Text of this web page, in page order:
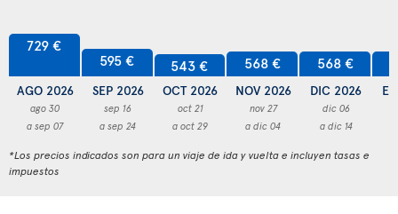
729 €
AGO 2026
ago 30
a sep 07
595 €
SEP 2026
sep 16
a sep 24
543 €
OCT 2026
oct 21
a oct 29
568 €
NOV 2026
nov 27
a dic 04
568 €
DIC 2026
dic 06
a dic 14
*Los precios indicados son para un viaje de ida y vuelta e incluyen tasas e
impuestos